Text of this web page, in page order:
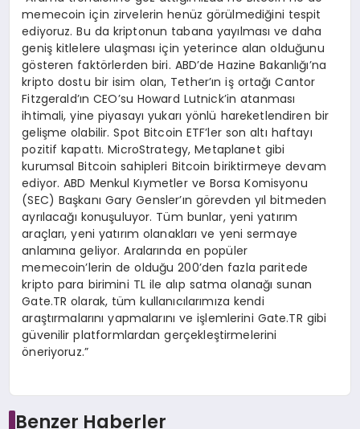
memecoin için zirvelerin henüz görülmediğini tespit
ediyoruz. Bu da kriptonun tabana yayılması ve daha
geniş kitlelere ulaşması için yeterince alan olduğunu
gösteren faktörlerden biri. ABD’de Hazine Bakanlığı’na
kripto dostu bir isim olan, Tether’ın iş ortağı Cantor
Fitzgerald’ın CEO’su Howard Lutnick’in atanması
ihtimali, yine piyasayı yukarı yönlü hareketlendiren bir
gelişme olabilir. Spot Bitcoin ETF’ler son altı haftayı
pozitif kapattı. MicroStrategy, Metaplanet gibi
kurumsal Bitcoin sahipleri Bitcoin biriktirmeye devam
ediyor. ABD Menkul Kıymetler ve Borsa Komisyonu
(SEC) Başkanı Gary Gensler’ın görevden yıl bitmeden
ayrılacağı konuşuluyor. Tüm bunlar, yeni yatırım
araçları, yeni yatırım olanakları ve yeni sermaye
anlamına geliyor. Aralarında en popüler
memecoin’lerin de olduğu 200’den fazla paritede
kripto para birimini TL ile alıp satma olanağı sunan
Gate.TR olarak, tüm kullanıcılarımıza kendi
araştırmalarını yapmalarını ve işlemlerini Gate.TR gibi
güvenilir platformlardan gerçekleştirmelerini
öneriyoruz.”
Benzer Haberler